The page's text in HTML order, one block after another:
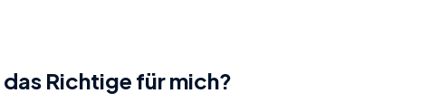
Richtige für mich?